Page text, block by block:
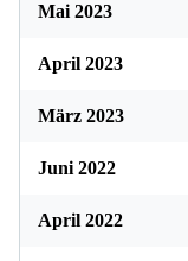
Mai 2023
April 2023
März 2023
Juni 2022
April 2022